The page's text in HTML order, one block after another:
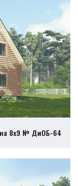
8х9 № ДиОБ-64